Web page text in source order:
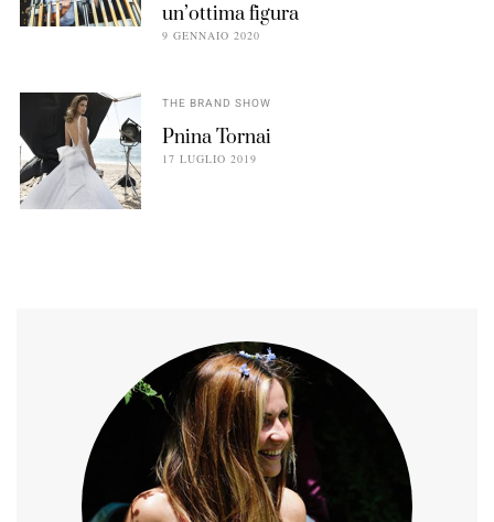
un’ottima figura
9 GENNAIO 2020
THE BRAND SHOW
Pnina Tornai
17 LUGLIO 2019